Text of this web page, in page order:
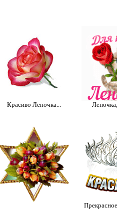
Красиво Леночка...